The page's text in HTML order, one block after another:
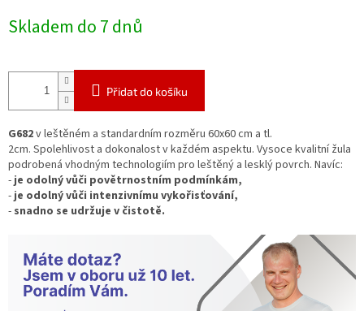
cena:
Skladem do 7 dnů
Přidat do košíku
G682v leštěném a standardním rozměru 60x60 cm a tl.
2cm. Spolehlivost a dokonalost v každém aspektu. Vysoce kvalitní žula
podrobená vhodným technologiím pro leštěný a lesklý povrch. Navíc:
-je odolný vůči povětrnostním podmínkám,
-je odolnývůči intenzivnímu vykořisťování,
- snadno se udržuje v čistotě.